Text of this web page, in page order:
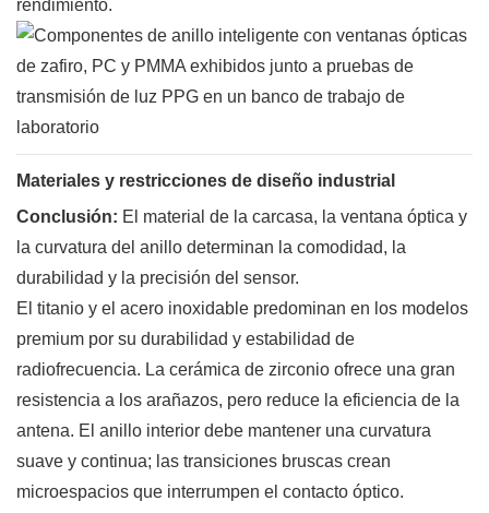
rendimiento.
Materiales y restricciones de diseño industrial
Conclusión: El material de la carcasa, la ventana óptica y
la curvatura del anillo determinan la comodidad, la
durabilidad y la precisión del sensor.
El titanio y el acero inoxidable predominan en los modelos
premium por su durabilidad y estabilidad de
radiofrecuencia. La cerámica de zirconio ofrece una gran
resistencia a los arañazos, pero reduce la eficiencia de la
antena. El anillo interior debe mantener una curvatura
suave y continua; las transiciones bruscas crean
microespacios que interrumpen el contacto óptico.